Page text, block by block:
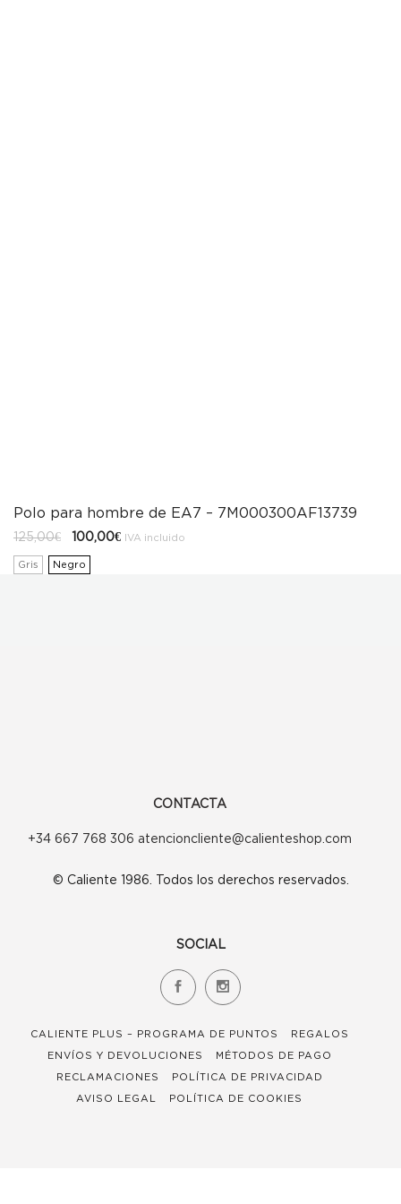
Polo para hombre de EA7 – 7M000300AF13739
125,00€
El
original
era:
100,00€ElIVA incluido
Gris Negro
CONTACTA
+34 667 768 306 atencioncliente@calienteshop.com
© Caliente 1986. Todos los derechos reservados.
SOCIAL
CALIENTE PLUS – PROGRAMA DE PUNTOS
REGALOS
ENVÍOS Y DEVOLUCIONES
MÉTODOS DE PAGO
RECLAMACIONES
POLÍTICA DE PRIVACIDAD
AVISO LEGAL
POLÍTICA DE COOKIES